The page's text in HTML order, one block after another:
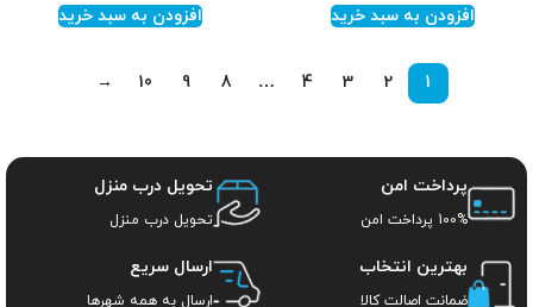
افزودن به سبد خرید افزودن به سبد خرید
1
2
3
4
…
8
9
10
→
پرداخت امن
100% پرداخت امن
تحویل درب منزل
تحویل درب منزل
بهترین انتخاب
ضمانت اصالت کالا
ارسال سریع
ارسال به همه شهرها